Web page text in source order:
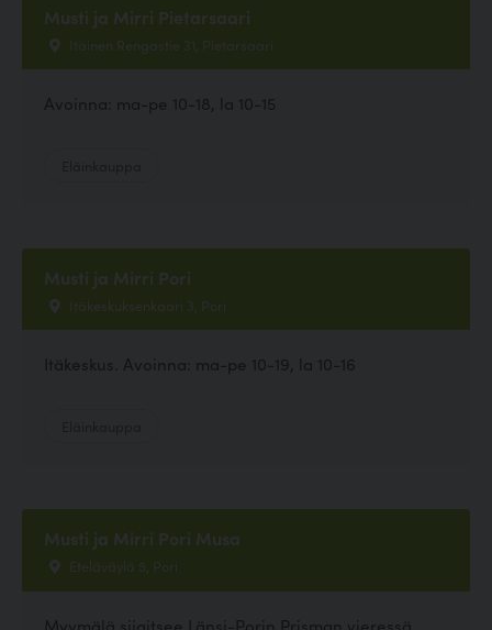
Musti ja Mirri Pietarsaari
Itäinen Rengastie 31, Pietarsaari
Avoinna: ma-pe 10-18, la 10-15
Musti ja Mirri Pori
Itäkeskuksenkaari 3, Pori
Itäkeskus. Avoinna: ma-pe 10-19, la 10-16
Musti ja Mirri Pori Musa
Eteläväylä 5, Pori
Myymälä sijaitsee Länsi-Porin Prisman vieressä.